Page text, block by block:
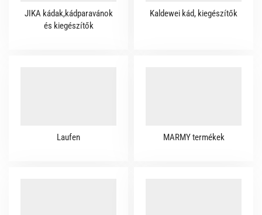
JIKA kádak,kádparavánok
és kiegészítők
Kaldewei kád, kiegészítők
Laufen MARMY termékek